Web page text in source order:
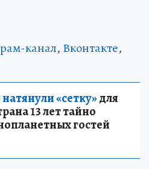
канал, Вконтакте,
«сетку»для
13 лет тайно
гостей